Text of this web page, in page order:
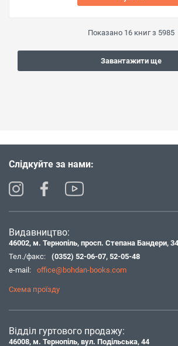
Показано 16 книг з 5985
Завантажити ще
Слідкуйте за нами:
Видавництво:
46002, м. Тернопіль, просп. Степана Бандери,
Тел./факс:
(0352) 52-06-07, 52-05-48
e-mail:
office@bohdan-books.com
Схема проїзду
Відділ гуртового продажу:
46008, м. Тернопіль, вул. Подільська, 44